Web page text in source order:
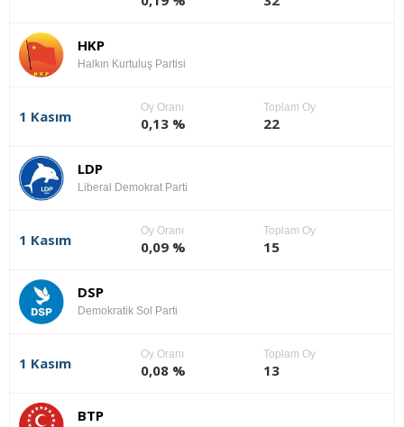
HKP
Halkın Kurtuluş Partisi
1 Kasım
Oy Oranı
0,13 %
Toplam Oy
22
LDP
Liberal Demokrat Parti
1 Kasım
Oy Oranı
0,09 %
Toplam Oy
15
DSP
Demokratik Sol Parti
1 Kasım
Oy Oranı
0,08 %
Toplam Oy
13
BTP